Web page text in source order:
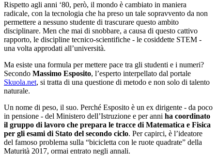
Rispetto agli anni ‘80, però, il mondo è cambiato in maniera
radicale, con la tecnologia che ha preso un tale sopravvento da non
permettere a nessuno studente di trascurare questo ambito
disciplinare. Men che mai di snobbare, a causa di questo cattivo
rapporto, le discipline tecnico-scientifiche - le cosiddette STEM -
una volta approdati all’università.
Ma esiste una formula per mettere pace tra gli studenti e i numeri?
Secondo Massimo Esposito, l’esperto interpellato dal portale
Skuola.net, si tratta di una questione di metodo e non solo di talento
naturale.
Un nome di peso, il suo. Perché Esposito è un ex dirigente - da poco
in pensione - del Ministero dell’Istruzione e per anni ha coordinato
il gruppo di lavoro che prepara le tracce di Matematica e Fisica
per gli esami di Stato del secondo ciclo. Per capirci, è l’ideatore
del famoso problema sulla “bicicletta con le ruote quadrate” della
Maturità 2017, ormai entrato negli annali.